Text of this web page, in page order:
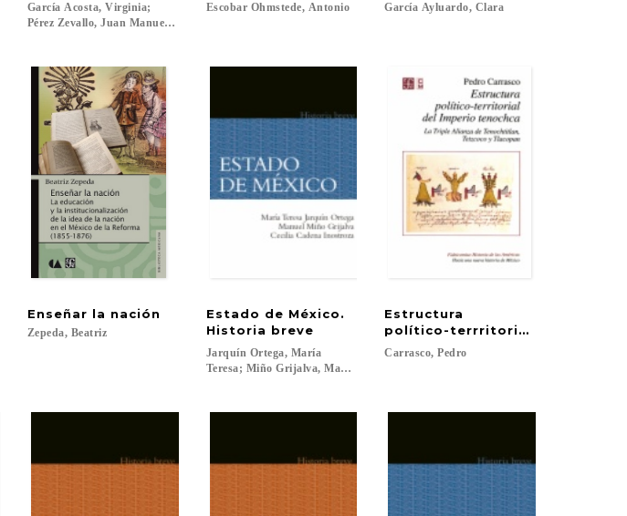
García Acosta, Virginia;
Pérez Zevallo, Juan Manuel; Molinar del Villar, América...
Escobar Ohmstede, Antonio García Ayluardo, Clara
Enseñar la nación
Zepeda, Beatriz
Estado de México.
Historia breve
Jarquín Ortega, María
Teresa; Miño Grijalva, Manuel; Cadena Inostroza, Cecilia; Hernández Chávez,
Estructura
político-terrritorial del imperio
Carrasco, Pedro